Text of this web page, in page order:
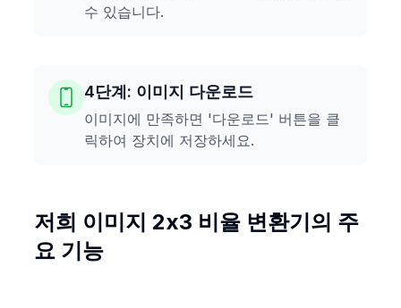
수 있습니다.
4단계: 이미지 다운로드
이미지에 만족하면 '다운로드' 버튼을 클
릭하여 장치에 저장하세요.
저희 이미지 2x3 비율 변환기의 주
요 기능